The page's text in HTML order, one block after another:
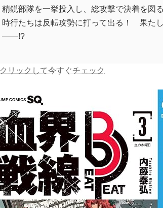
精鋭部隊を一挙投入し、総攻撃で決着を図
時行たちは反転攻勢に打って出る！ 果た
――!?
クリックして今すぐチェック